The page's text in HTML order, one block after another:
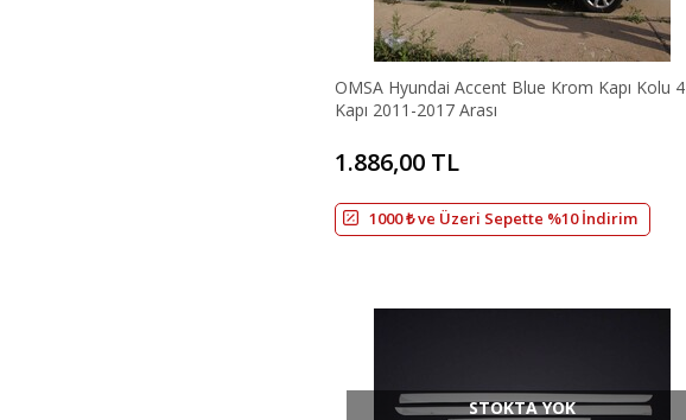
OMSA Hyundai Accent Blue Krom Kapı Kolu 4
Kapı 2011-2017 Arası
1.886,00 TL
1000 ₺ ve Üzeri Sepette %10 İndirim
STOKTA YOK